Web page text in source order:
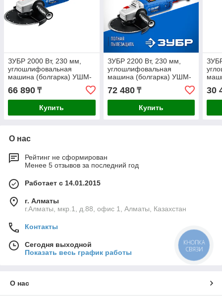
ЗУБР 2000 Вт, 230 мм,
углошлифовальная
машина (болгарка) УШМ-
П230-2000 П
Профессионал
66 890 ₸
Купить
ЗУБР 2200 Вт, 230 мм,
углошлифовальная
машина (болгарка) УШМ-
П230-2200 П
Профессионал
72 480₸
Купить
30
О нас
Рейтинг не сформирован
Менее 5 отзывов за последний год
Работает с 14.01.2015
г. Алматы
г.Алматы, мкр.1, д.88, офис 1, Алматы, Казахстан
Контакты
Сегодня выходной
Показать весь график работы
О нас
КНОПКА
СВЯЗИ